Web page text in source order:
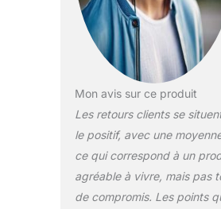
d’élément de
pour les bureaux,
coffrets cadeaux Ni
salissures -
processus de
élimine les résidus. Il
remplir le flacon de
de vos huiles
obtenir un parfum
non dilué qui
intérieur plus
facile à utiliser - La
Mon avis sur ce produit
Les retours clients se
le positif, avec une
ce qui correspond à un
agréable à vivre, mais pas
de compromis. Les points